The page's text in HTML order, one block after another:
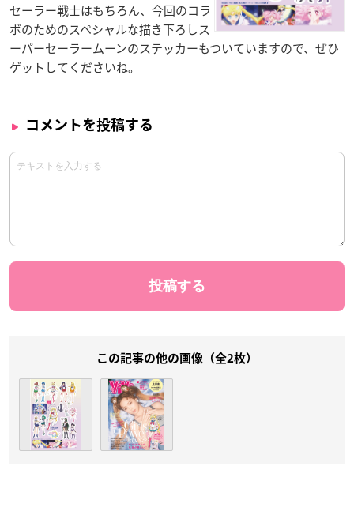
セーラー戦士はもちろん、今回のコラ
ボのためのスペシャルな描き下ろしス
ーパーセーラームーンのステッカーもついていますので、ぜひ
ゲットしてくださいね。
コメントを投稿する
この記事の他の画像（全2枚）